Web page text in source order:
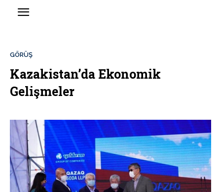
GÖRÜŞ
Kazakistan’da Ekonomik
Gelişmeler